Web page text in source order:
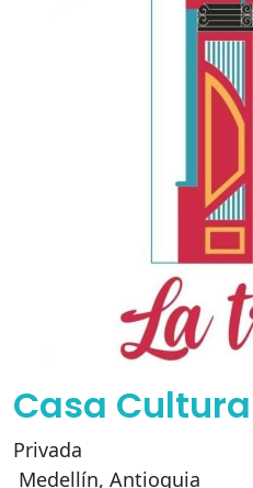
Casa
Privada
Medellín, Antioquia